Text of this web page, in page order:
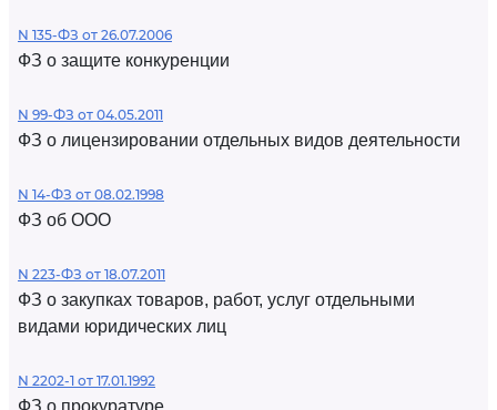
N 135-ФЗ от 26.07.2006
ФЗ о защите конкуренции
N 99-ФЗ от 04.05.2011
ФЗ о лицензировании отдельных видов деятельности
N 14-ФЗ от 08.02.1998
ФЗ об ООО
N 223-ФЗ от 18.07.2011
ФЗ о закупках товаров, работ, услуг отдельными
видами юридических лиц
N 2202-1 от 17.01.1992
ФЗ о прокуратуре